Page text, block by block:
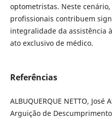
optometristas. Neste cenário,
profissionais contribuem
integralidade da assistência
ato exclusivo de médico.
Referências
ALBUQUERQUE NETTO,
Arguição de